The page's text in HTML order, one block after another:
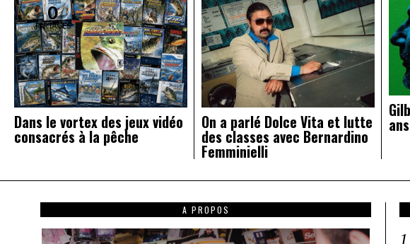
Dans le vortex des jeux vidéo
consacrés à la pêche
On a parlé Dolce Vita et lutte
des classes avec Bernardino
Femminielli
A PROPOS
0
PARTAGES